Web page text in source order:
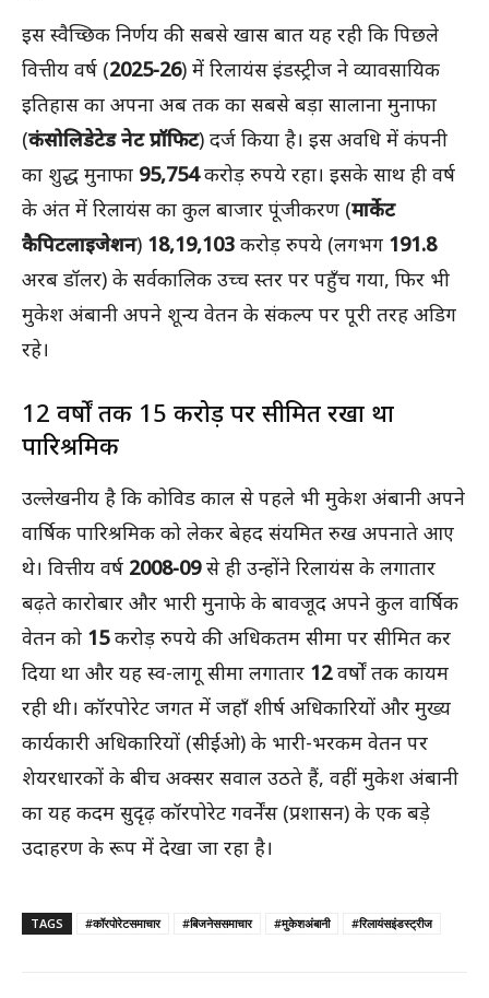
इस स्वैच्छिक निर्णय की सबसे खास बात यह रही कि पिछले
वित्तीय वर्ष (2025-26) में रिलायंस इंडस्ट्रीज ने व्यावसायिक
इतिहास का अपना अब तक का सबसे बड़ा सालाना मुनाफा
(कंसोलिडेटेड नेट प्रॉफिट) दर्ज किया है। इस अवधि में कंपनी
का शुद्ध मुनाफा 95,754करोड़ रुपये रहा। इसके साथ ही वर्ष
के अंत में रिलायंस का कुल बाजार पूंजीकरण (मार्केट
कैपिटलाइजेशन) 18,19,103 करोड़ रुपये (लगभग 191.8
अरब डॉलर) के सर्वकालिक उच्च स्तर पर पहुँच गया, फिर भी
मुकेश अंबानी अपने शून्य वेतन के संकल्प पर पूरी तरह अडिग
रहे।
12 वर्षों तक 15 करोड़ पर सीमित रखा था
पारिश्रमिक
उल्लेखनीय है कि कोविड काल से पहले भी मुकेश अंबानी अपने
वार्षिक पारिश्रमिक को लेकर बेहद संयमित रुख अपनाते आए
थे। वित्तीय वर्ष 2008-09से ही उन्होंने रिलायंस के लगातार
बढ़ते कारोबार और भारी मुनाफे के बावजूद अपने कुल वार्षिक
वेतन को 15करोड़ रुपये की अधिकतम सीमा पर सीमित कर
दिया था और यह स्व-लागू सीमा लगातार 12वर्षों तक कायम
रही थी। कॉरपोरेट जगत में जहाँ शीर्ष अधिकारियों और मुख्य
कार्यकारी अधिकारियों (सीईओ) के भारी-भरकम वेतन पर
शेयरधारकों के बीच अक्सर सवाल उठते हैं, वहीं मुकेश अंबानी
का यह कदम सुदृढ़ कॉरपोरेट गवर्नेंस (प्रशासन) के एक बड़े
उदाहरण के रूप में देखा जा रहा है।
TAGS #कॉरपोरेटसमाचार #बिजनेससमाचार #मुकेशअंबानी #रिलायंसइंडस्ट्रीज